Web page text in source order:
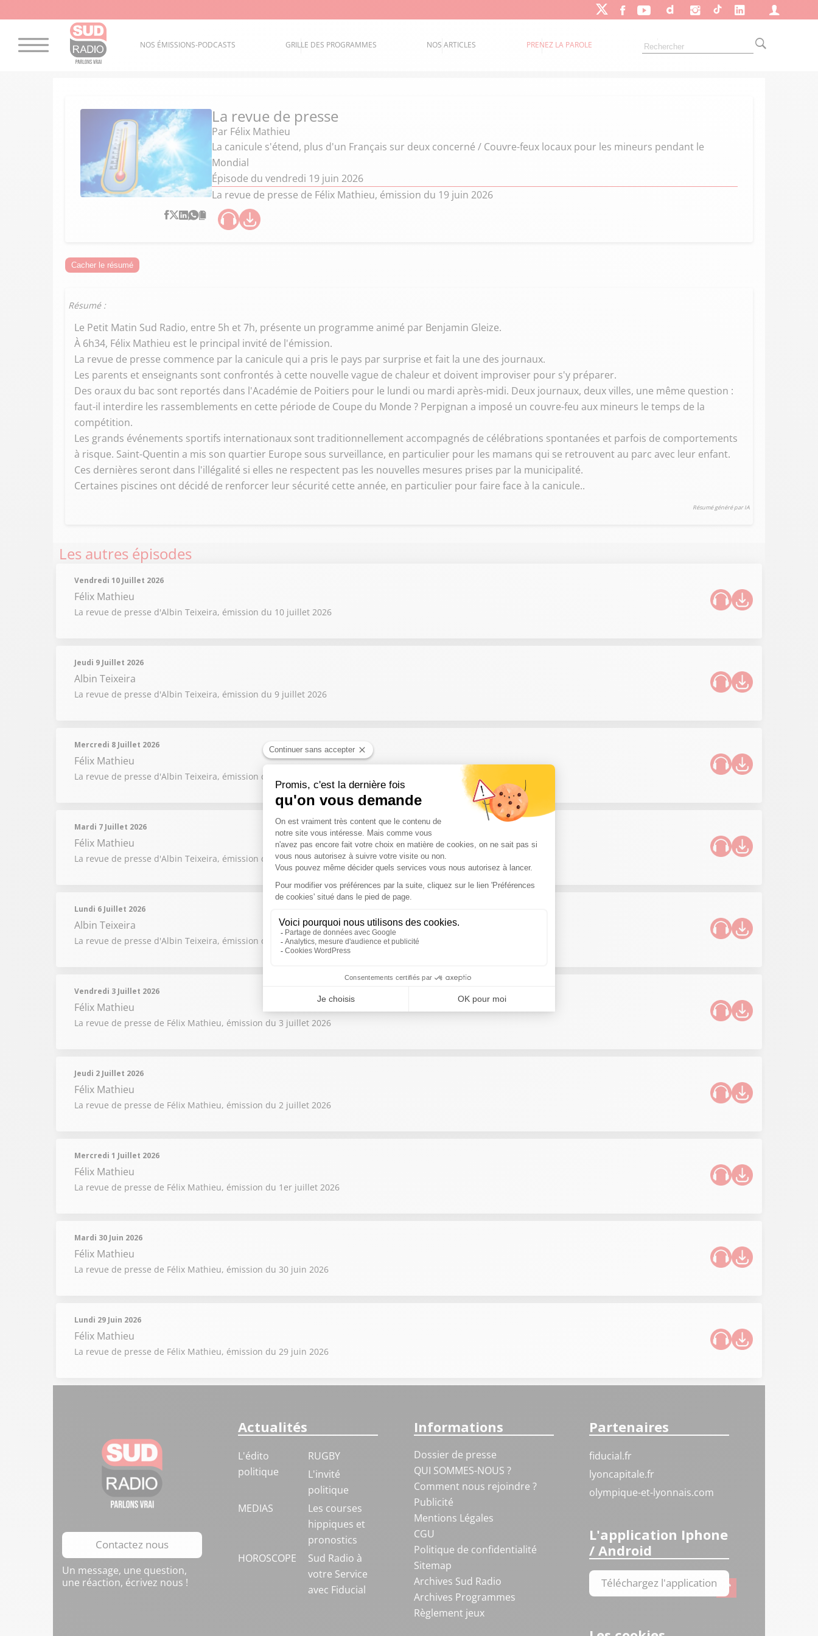
NOS ÉMISSIONS-PODCASTS GRILLE DES PROGRAMMES NOS ARTICLES PRENEZ LA PAROLE
La revue de presse
Par Félix Mathieu
La canicule s'étend, plus d'un Français sur deux concerné / Couvre-feux locaux pour les mineurs pendant le
Mondial
Épisode du vendredi 19 juin 2026
La revue de presse de Félix Mathieu, émission du 19 juin 2026
Cacher le résumé
Résumé :
Le Petit Matin Sud Radio, entre 5h et 7h, présente un programme animé par Benjamin Gleize.
À 6h34, Félix Mathieu est le principal invité de l'émission.
La revue de presse commence par la canicule qui a pris le pays par surprise et fait la une des journaux.
Les parents et enseignants sont confrontés à cette nouvelle vague de chaleur et doivent improviser pour s'y préparer.
Des oraux du bac sont reportés dans l'Académie de Poitiers pour le lundi ou mardi après-midi. Deux journaux, deux villes, une même question :
faut-il interdire les rassemblements en cette période de Coupe du Monde ? Perpignan a imposé un couvre-feu aux mineurs le temps de la
compétition.
Les grands événements sportifs internationaux sont traditionnellement accompagnés de célébrations spontanées et parfois de comportements
à risque. Saint-Quentin a mis son quartier Europe sous surveillance, en particulier pour les mamans qui se retrouvent au parc avec leur enfant.
Ces dernières seront dans l'illégalité si elles ne respectent pas les nouvelles mesures prises par la municipalité.
Certaines piscines ont décidé de renforcer leur sécurité cette année, en particulier pour faire face à la canicule..
Résumé généré par IA
Les autres épisodes
Vendredi 10 Juillet 2026
Félix Mathieu
La revue de presse d'Albin Teixeira, émission du 10 juillet 2026
Jeudi 9 Juillet 2026
Albin Teixeira
La revue de presse d'Albin Teixeira, émission du 9 juillet 2026
Mercredi 8 Juillet 2026
Félix Mathieu
La revue de presse d'Albin Teixeira, émission du 9 juillet 2026
Mardi 7 Juillet 2026
Félix Mathieu
La revue de presse d'Albin Teixeira, émission du 7 juillet 2026
Lundi 6 Juillet 2026
Albin Teixeira
La revue de presse d'Albin Teixeira, émission du 6 juillet 2026
Vendredi 3 Juillet 2026
Félix Mathieu
La revue de presse de Félix Mathieu, émission du 3 juillet 2026
Jeudi 2 Juillet 2026
Félix Mathieu
La revue de presse de Félix Mathieu, émission du 2 juillet 2026
Mercredi 1 Juillet 2026
Félix Mathieu
La revue de presse de Félix Mathieu, émission du 1er juillet 2026
Mardi 30 Juin 2026
Félix Mathieu
La revue de presse de Félix Mathieu, émission du 30 juin 2026
Lundi 29 Juin 2026
Félix Mathieu
La revue de presse de Félix Mathieu, émission du 29 juin 2026
Contactez nous
Un message, une question,
une réaction, écrivez nous !
Actualités
L'édito
politique
RUGBY
L'invité
politique
MEDIAS
Les courses
hippiques et
pronostics
HOROSCOPE
Sud Radio à
votre Service
avec Fiducial
Informations
Dossier de presse
QUI SOMMES-NOUS ?
Comment nous rejoindre ?
Publicité
Mentions Légales
CGU
Politique de confidentialité
Sitemap
Archives Sud Radio
Archives Programmes
Règlement jeux
Partenaires
fiducial.fr
lyoncapitale.fr
olympique-et-lyonnais.com
L'application Iphone
/ Android
Téléchargez l'application